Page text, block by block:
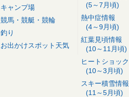
キャンプ場
競馬・競艇・競輪
釣り
お出かけスポット天気
(5～7月頃)
熱中症情報
(4～9月頃)
紅葉見頃情報
(10～11月頃)
ヒートショック
(10～3月頃)
スキー積雪情報
(11～5月頃)